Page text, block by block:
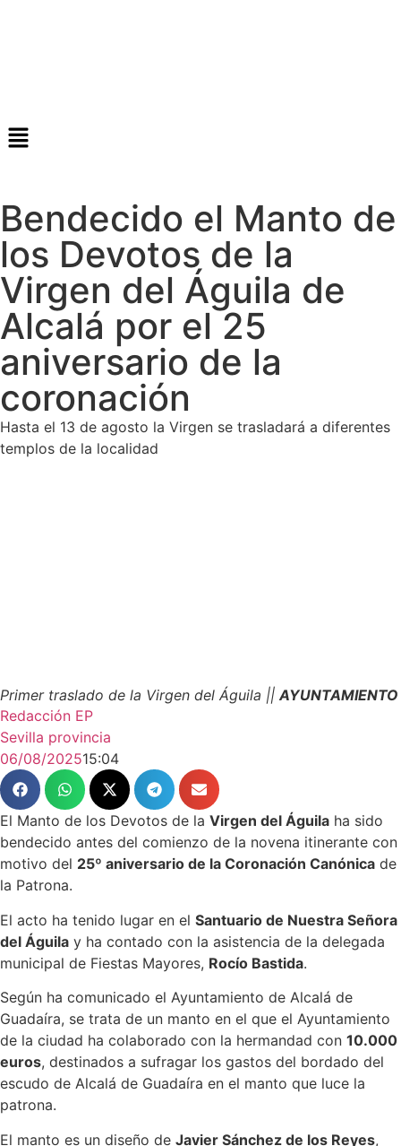
Bendecido el Manto de
los Devotos de la
Virgen del Águila de
Alcalá por el 25
aniversario de la
coronación
Hasta el 13 de agosto la Virgen se trasladará a diferentes
templos de la localidad
Primer traslado de la Virgen del Águila ||AYUNTAMIENTO
Redacción EP
Sevilla provincia
06/08/202515:04
El Manto de los Devotos de la Virgen del Águila ha sido
bendecido antes del comienzo de la novena itinerante con
motivo del 25º aniversario de la Coronación Canónica de
la Patrona.
El acto ha tenido lugar en el Santuario de Nuestra Señora
del Águila y ha contado con la asistencia de la delegada
municipal de Fiestas Mayores, Rocío Bastida.
Según ha comunicado el Ayuntamiento de Alcalá de
Guadaíra, se trata de un manto en el que el Ayuntamiento
de la ciudad ha colaborado con la hermandad con 10.000
euros, destinados a sufragar los gastos del bordado del
escudo de Alcalá de Guadaíra en el manto que luce la
patrona.
El manto es un diseño de Javier Sánchez de los Reyes,